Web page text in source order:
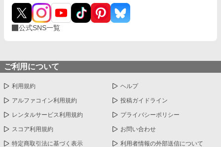
公式SNS一覧
ご利用について
利用規約 ヘルプ
アルファコイン利用規約 投稿ガイドライン
レンタルサービス利用規約 プライバシーポリシー
スコア利用規約 お問い合わせ
特定商取引法に基づく表示 利用者情報の外部送信について